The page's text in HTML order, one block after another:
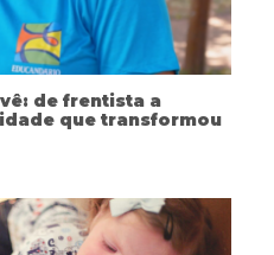
de frentista a
que transformou